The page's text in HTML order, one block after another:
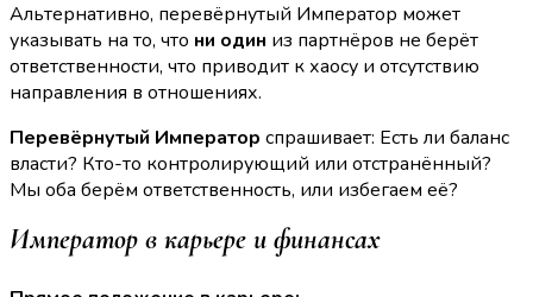
Альтернативно, перевёрнутый Император может
указывать на то, что ни один из партнёров не берёт
ответственности, что приводит к хаосу и отсутствию
направления в отношениях.
Перевёрнутый Император спрашивает: Есть ли баланс
власти? Кто-то контролирующий или отстранённый?
Мы оба берём ответственность, или избегаем её?
Император в карьере и финансах